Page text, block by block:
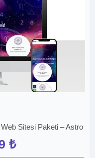
Sitesi Paketi – Astro
₺